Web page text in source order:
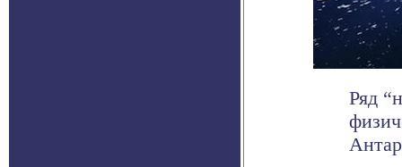
Ряд